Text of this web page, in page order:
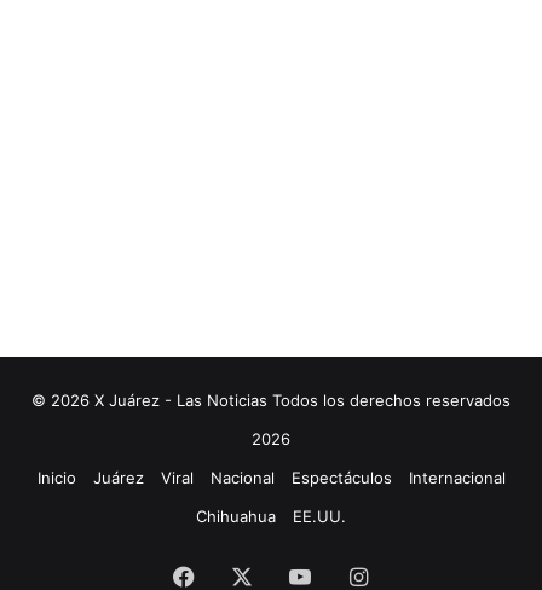
© 2026 X Juárez - Las Noticias Todos los derechos reservados
2026
Inicio
Juárez Viral Nacional Espectáculos
Internacional
Chihuahua
EE.UU.
Facebook YouTubeInstagram